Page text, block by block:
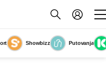
Showbizz
Putovanja
ugođajem
(Foto: Living4media)